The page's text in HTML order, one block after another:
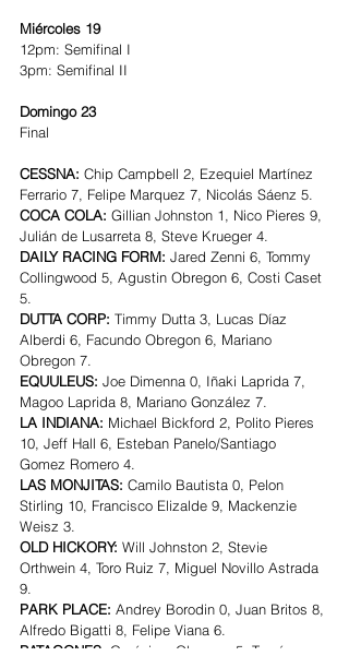
Miércoles 19
12pm: Semifinal I
3pm: Semifinal II
Domingo 23
Final
CESSNA: Chip Campbell 2, Ezequiel Martínez
Ferrario 7, Felipe Marquez 7, Nicolás Sáenz 5.
COCA COLA: Gillian Johnston 1, Nico Pieres 9,
Julián de Lusarreta 8, Steve Krueger 4.
DAILY RACING FORM: Jared Zenni 6, Tommy
Collingwood 5, Agustin Obregon 6, Costi Caset
5.
DUTTA CORP: Timmy Dutta 3, Lucas Díaz
Alberdi 6, Facundo Obregon 6, Mariano
Obregon 7.
EQUULEUS: Joe Dimenna 0, Iñaki Laprida 7,
Magoo Laprida 8, Mariano González 7.
LA INDIANA: Michael Bickford 2, Polito Pieres
10, Jeff Hall 6, Esteban Panelo/Santiago
Gomez Romero 4.
LAS MONJITAS: Camilo Bautista 0, Pelon
Stirling 10, Francisco Elizalde 9, Mackenzie
Weisz 3.
OLD HICKORY: Will Johnston 2, Stevie
Orthwein 4, Toro Ruiz 7, Miguel Novillo Astrada
9.
PARK PLACE: Andrey Borodin 0, Juan Britos 8,
Alfredo Bigatti 8, Felipe Viana 6.
PATAGONES: Gerónimo Obregon 5, Tomás